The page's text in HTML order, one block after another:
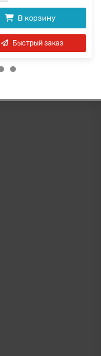
В корзину
Быстрый заказ